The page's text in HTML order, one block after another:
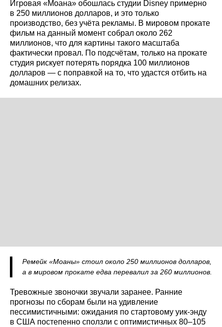
Игровая «Моана» обошлась студии Disney примерно
в 250 миллионов долларов, и это только
производство, без учёта рекламы. В мировом прокате
фильм на данный момент собрал около 262
миллионов, что для картины такого масштаба
фактически провал. По подсчётам, только на прокате
студия рискует потерять порядка 100 миллионов
долларов — с поправкой на то, что удастся отбить на
домашних релизах.
Ремейк «Моаны» стоил около 250 миллионов долларов,
а в мировом прокате едва перевалил за 260 миллионов.
Тревожные звоночки звучали заранее. Ранние
прогнозы по сборам были на удивление
пессимистичными: ожидания по стартовому уик-энду
в США постепенно сползли с оптимистичных 80–105